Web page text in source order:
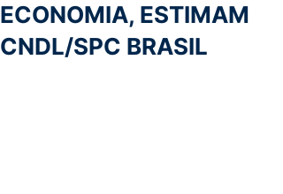
ECONOMIA, ESTIMAM
CNDL/SPC BRASIL